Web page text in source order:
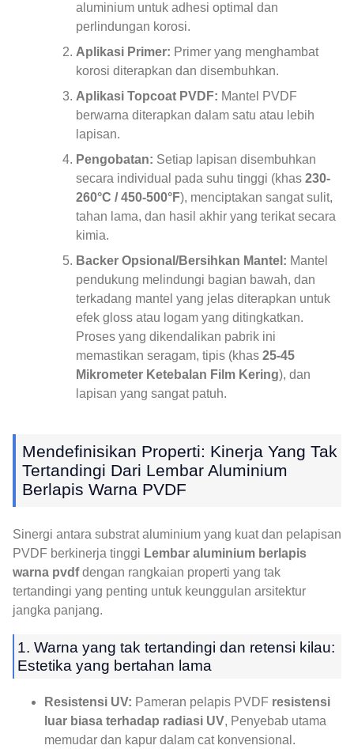
aluminium untuk adhesi optimal dan
perlindungan korosi.
Aplikasi Primer: Primer yang menghambat
korosi diterapkan dan disembuhkan.
Aplikasi Topcoat PVDF: Mantel PVDF
berwarna diterapkan dalam satu atau lebih
lapisan.
Pengobatan: Setiap lapisan disembuhkan
secara individual pada suhu tinggi (khas 230-
260°C / 450-500°F), menciptakan sangat sulit,
tahan lama, dan hasil akhir yang terikat secara
kimia.
Backer Opsional/Bersihkan Mantel: Mantel
pendukung melindungi bagian bawah, dan
terkadang mantel yang jelas diterapkan untuk
efek gloss atau logam yang ditingkatkan.
Proses yang dikendalikan pabrik ini
memastikan seragam, tipis (khas 25-45
Mikrometer Ketebalan Film Kering), dan
lapisan yang sangat patuh.
Mendefinisikan Properti: Kinerja Yang Tak
Tertandingi Dari Lembar Aluminium
Berlapis Warna PVDF
Sinergi antara substrat aluminium yang kuat dan pelapisan
PVDF berkinerja tinggi Lembar aluminium berlapis
warna pvdfdengan rangkaian properti yang tak
tertandingi yang penting untuk keunggulan arsitektur
jangka panjang.
1. Warna yang tak tertandingi dan retensi kilau:
Estetika yang bertahan lama
Resistensi UV: Pameran pelapis PVDF resistensi
luar biasa terhadap radiasi UV, Penyebab utama
memudar dan kapur dalam cat konvensional.